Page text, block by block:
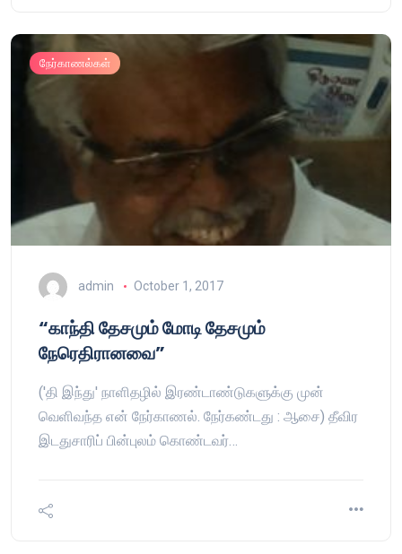
நேர்காணல்கள்
admin October 1, 2017
“காந்தி தேசமும் மோடி தேசமும்
நேரெதிரானவை”
('தி இந்து' நாளிதழில் இரண்டாண்டுகளுக்கு முன்
வெளிவந்த என் நேர்காணல். நேர்கண்டது : ஆசை) தீவிர
இடதுசாரிப் பின்புலம் கொண்டவர்…